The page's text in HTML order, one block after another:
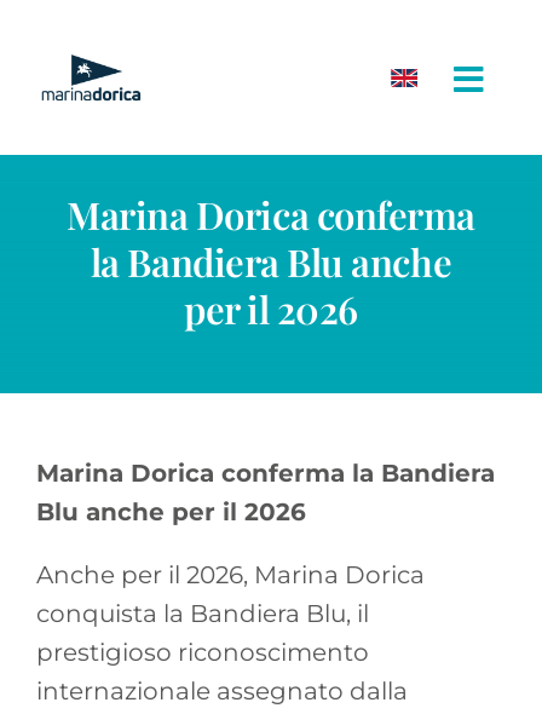
contenuto
Marina Dorica conferma
la Bandiera Blu anche
per il 2026
Marina Dorica conferma la Bandiera
Blu anche per il 2026
Anche per il 2026, Marina Dorica
conquista la Bandiera Blu, il
prestigioso riconoscimento
internazionale assegnato dalla